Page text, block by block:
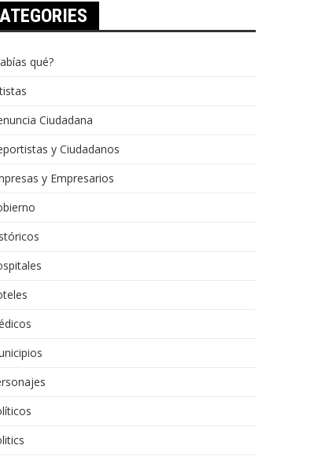
qué?
Ciudadana
y Ciudadanos
y Empresarios